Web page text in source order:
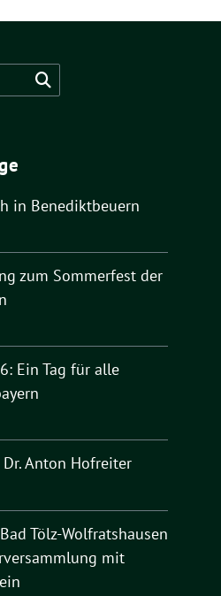
in Benediktbeuern
zum Sommerfest der
Ein Tag für alle
Anton Hofreiter
Tölz-Wolfratshausen
mit